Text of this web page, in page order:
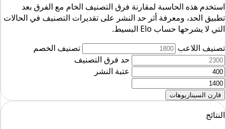
استخدم هذه الحاسبة لمقارنة فرق التصنيف الخام مع الفرق بعد
تطبيق الحد، ومعرفة أثر حد النشر على تقديرات التصنيف في الحالات
التي لا يشرحها حساب Elo البسيط.
تصنيف اللاعب
تصنيف الخصم
حد فرق التصنيف
عتبة النشر
قارن السيناريوهات
النتائج